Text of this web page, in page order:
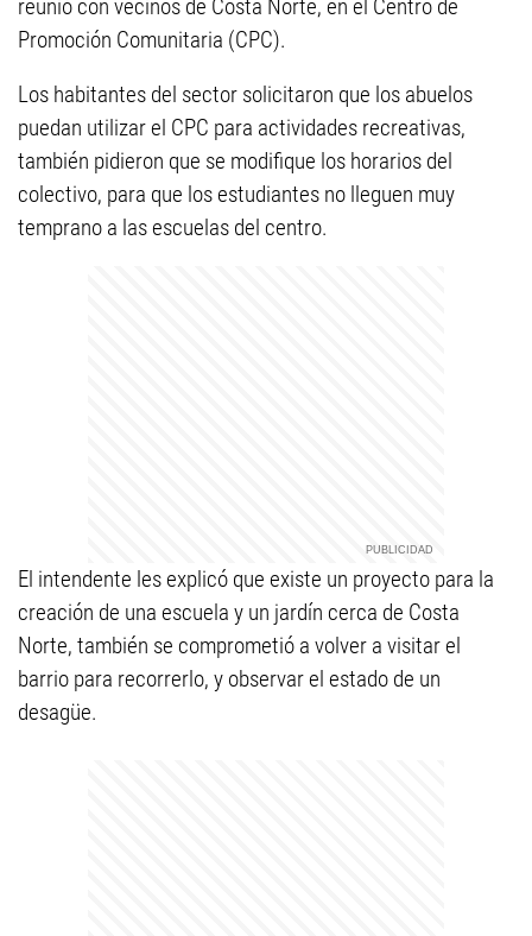
reunió con vecinos de Costa Norte, en el Centro de
Promoción Comunitaria (CPC).
Los habitantes del sector solicitaron que los abuelos
puedan utilizar el CPC para actividades recreativas,
también pidieron que se modifique los horarios del
colectivo, para que los estudiantes no lleguen muy
temprano a las escuelas del centro.
El intendente les explicó que existe un proyecto para la
creación de una escuela y un jardín cerca de Costa
Norte, también se comprometió a volver a visitar el
barrio para recorrerlo, y observar el estado de un
desagüe.